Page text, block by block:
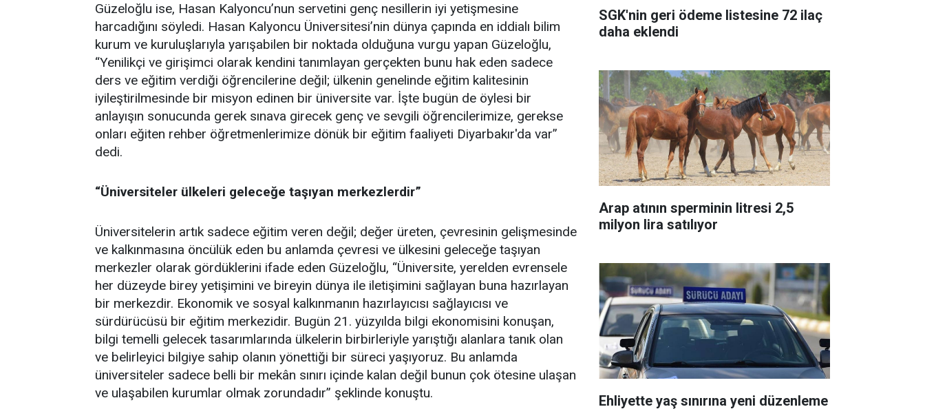
Güzeloğlu ise, Hasan Kalyoncu’nun servetini genç nesillerin iyi yetişmesine
harcadığını söyledi. Hasan Kalyoncu Üniversitesi’nin dünya çapında en iddialı bilim
kurum ve kuruluşlarıyla yarışabilen bir noktada olduğuna vurgu yapan Güzeloğlu,
“Yenilikçi ve girişimci olarak kendini tanımlayan gerçekten bunu hak eden sadece
ders ve eğitim verdiği öğrencilerine değil; ülkenin genelinde eğitim kalitesinin
iyileştirilmesinde bir misyon edinen bir üniversite var. İşte bugün de öylesi bir
anlayışın sonucunda gerek sınava girecek genç ve sevgili öğrencilerimize, gerekse
onları eğiten rehber öğretmenlerimize dönük bir eğitim faaliyeti Diyarbakır'da var”
dedi.
“Üniversiteler ülkeleri geleceğe taşıyan merkezlerdir”
Üniversitelerin artık sadece eğitim veren değil; değer üreten, çevresinin gelişmesinde
ve kalkınmasına öncülük eden bu anlamda çevresi ve ülkesini geleceğe taşıyan
merkezler olarak gördüklerini ifade eden Güzeloğlu, “Üniversite, yerelden evrensele
her düzeyde birey yetişimini ve bireyin dünya ile iletişimini sağlayan buna hazırlayan
bir merkezdir. Ekonomik ve sosyal kalkınmanın hazırlayıcısı sağlayıcısı ve
sürdürücüsü bir eğitim merkezidir. Bugün 21. yüzyılda bilgi ekonomisini konuşan,
bilgi temelli gelecek tasarımlarında ülkelerin birbirleriyle yarıştığı alanlara tanık olan
ve belirleyici bilgiye sahip olanın yönettiği bir süreci yaşıyoruz. Bu anlamda
üniversiteler sadece belli bir mekân sınırı içinde kalan değil bunun çok ötesine ulaşan
ve ulaşabilen kurumlar olmak zorundadır” şeklinde konuştu.
SGK'nin geri ödeme listesine 72 ilaç
daha eklendi
Arap atının sperminin litresi 2,5
milyon lira satılıyor
Ehliyette yaş sınırına yeni düzenleme